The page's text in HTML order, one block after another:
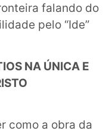
falando do
pelo “Ide”
NA ÚNICA E
como a obra da